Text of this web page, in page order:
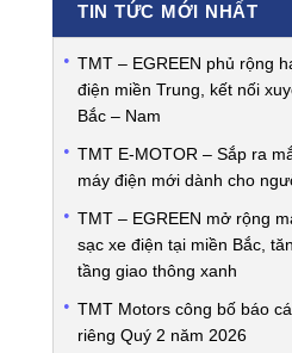
TIN TỨC MỚI NHẤT
TMT – EGREEN phủ rộng
điện miền Trung, kết nối
Bắc – Nam
TMT E-MOTOR – Sắp ra
máy điện mới dành cho
TMT – EGREEN mở rộng
sạc xe điện tại miền Bắc,
tầng giao thông xanh
TMT Motors công bố báo
riêng Quý 2 năm 2026